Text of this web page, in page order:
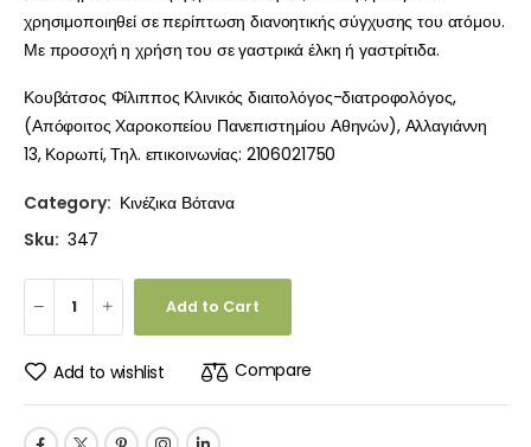
χρησιμοποιηθεί σε περίπτωση διανοητικής σύγχυσης του ατόμου.
Με προσοχή η χρήση του σε γαστρικά έλκη ή γαστρίτιδα.
Κουβάτσος Φίλιππος Κλινικός διαιτολόγος-διατροφολόγος,
(Απόφοιτος Χαροκοπείου Πανεπιστημίου Αθηνών), Αλλαγιάννη
13, Κορωπί, Τηλ. επικοινωνίας: 2106021750
Category: Κινέζικα Βότανα
Sku: 347
Add to Cart
Add to wishlist Compare